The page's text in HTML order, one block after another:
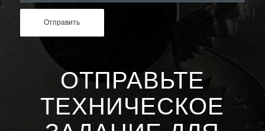
ОТПРАВЬТЕ
ТЕХНИЧЕСКОЕ